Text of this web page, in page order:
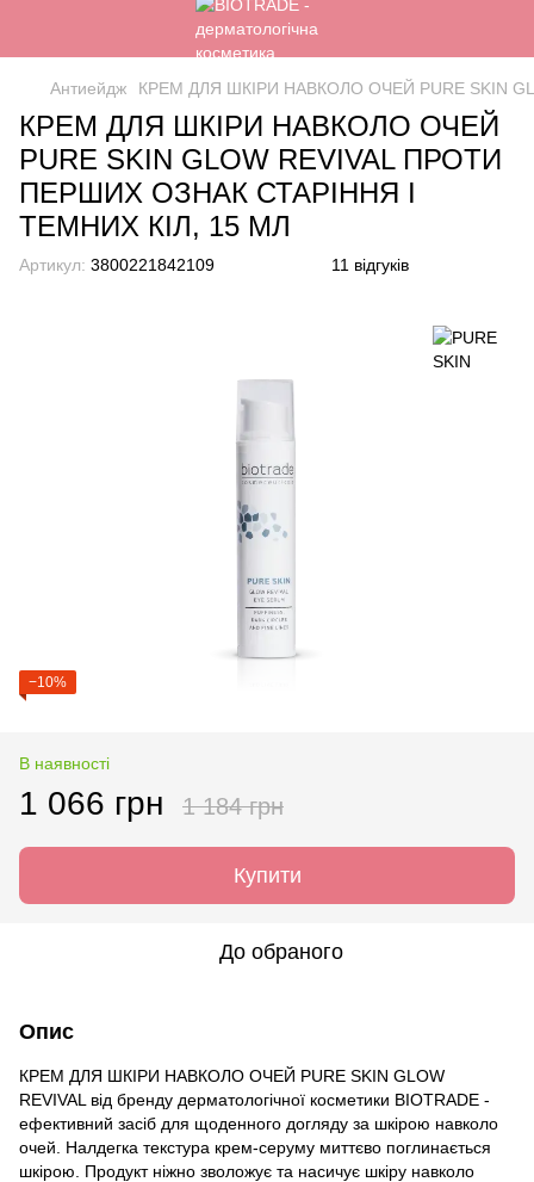
Антиейдж КРЕМ ДЛЯ ШКІРИ НАВКОЛО ОЧЕЙ PURE SKIN
КРЕМ ДЛЯ ШКІРИ НАВКОЛО ОЧЕЙ
PURE SKIN GLOW REVIVAL ПРОТИ
ПЕРШИХ ОЗНАК СТАРІННЯ І
ТЕМНИХ КІЛ, 15 МЛ
Артикул: 3800221842109 11 відгуків
−10%
В наявності
1 066 грн 1 184 грн
Купити
До обраного
Опис
КРЕМ ДЛЯ ШКІРИ НАВКОЛО ОЧЕЙ PURE SKIN GLOW
REVIVAL від бренду дерматологічної косметики BIOTRADE -
ефективний засіб для щоденного догляду за шкірою навколо
очей. Налдегка текстура крем-серуму миттєво поглинається
шкірою. Продукт ніжно зволожує та насичує шкіру навколо